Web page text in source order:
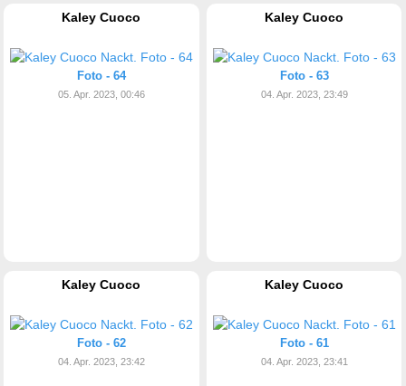
Kaley Cuoco
Foto - 64
05. Apr. 2023, 00:46
Kaley Cuoco
Foto - 63
04. Apr. 2023, 23:49
Kaley Cuoco
Foto - 62
04. Apr. 2023, 23:42
Kaley Cuoco
Foto - 61
04. Apr. 2023, 23:41